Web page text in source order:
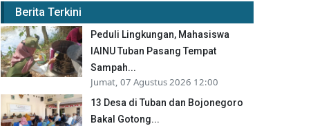
Berita Terkini
Peduli Lingkungan, Mahasiswa
IAINU Tuban Pasang Tempat
Sampah...
Jumat, 07 Agustus 2026 12:00
13 Desa di Tuban dan Bojonegoro
Bakal Gotong...